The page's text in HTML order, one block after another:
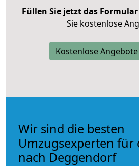
Füllen Sie jetzt das
Sie kostenlose
Kostenlose
Wir sind die besten
Umzugsexperten für
nach Deggendorf